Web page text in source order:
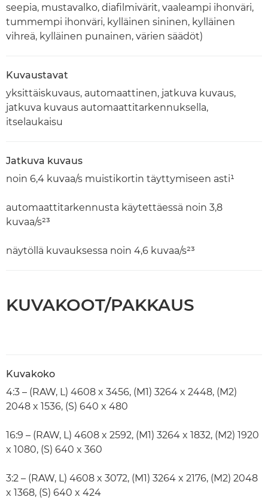
seepia, mustavalko, diafilmivärit, vaaleampi ihonväri,
tummempi ihonväri, kylläinen sininen, kylläinen
vihreä, kylläinen punainen, värien säädöt)
Kuvaustavat
yksittäiskuvaus, automaattinen, jatkuva kuvaus,
jatkuva kuvaus automaattitarkennuksella,
itselaukaisu
Jatkuva kuvaus
noin 6,4 kuvaa/s muistikortin täyttymiseen asti¹
automaattitarkennusta käytettäessä noin 3,8
kuvaa/s²³
näytöllä kuvauksessa noin 4,6 kuvaa/s²³
KUVAKOOT/PAKKAUS
Kuvakoko
4:3 – (RAW, L) 4608 x 3456, (M1) 3264 x 2448, (M2)
2048 x 1536, (S) 640 x 480
16:9 – (RAW, L) 4608 x 2592, (M1) 3264 x 1832, (M2) 1920
x 1080, (S) 640 x 360
3:2 – (RAW, L) 4608 x 3072, (M1) 3264 x 2176, (M2) 2048
x 1368, (S) 640 x 424